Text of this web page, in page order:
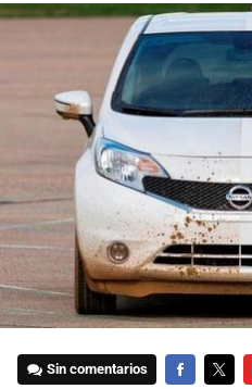
Sin comentarios